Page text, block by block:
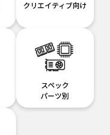
クリエイティブ向け
スペック
パーツ別